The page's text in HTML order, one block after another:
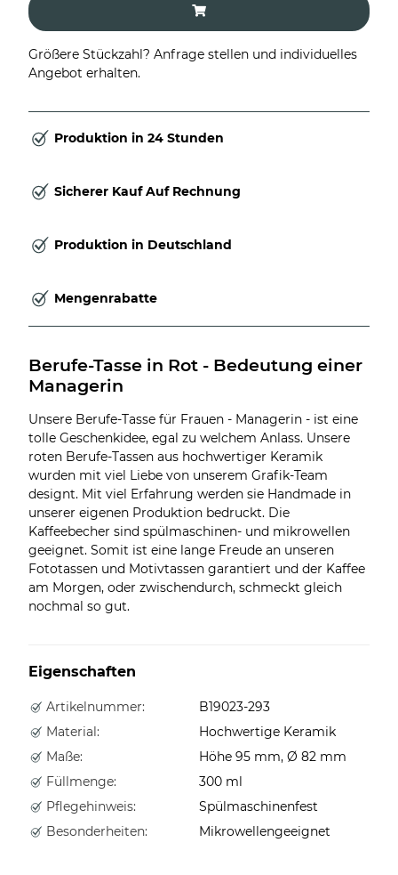
Größere Stückzahl? Anfrage stellen und individuelles
Angebot erhalten.
Produktion in 24 Stunden
Sicherer Kauf Auf Rechnung
Produktion in Deutschland
Mengenrabatte
Berufe-Tasse in Rot - Bedeutung einer
Managerin
Unsere Berufe-Tasse für Frauen - Managerin - ist eine
tolle Geschenkidee, egal zu welchem Anlass. Unsere
roten Berufe-Tassen aus hochwertiger Keramik
wurden mit viel Liebe von unserem Grafik-Team
designt. Mit viel Erfahrung werden sie Handmade in
unserer eigenen Produktion bedruckt. Die
Kaffeebecher sind spülmaschinen- und mikrowellen
geeignet. Somit ist eine lange Freude an unseren
Fototassen und Motivtassen garantiert und der Kaffee
am Morgen, oder zwischendurch, schmeckt gleich
nochmal so gut.
Eigenschaften
Artikelnummer:
B19023-293
Material:
Hochwertige Keramik
Maße:
Höhe 95 mm, Ø 82 mm
Füllmenge:
300 ml
Pflegehinweis:
Spülmaschinenfest
Besonderheiten:
Mikrowellengeeignet